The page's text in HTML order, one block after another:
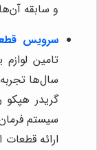
و سابقه
سرویس
تامین
سال‌ها
گریدر هپکو
سیستم
ارائه